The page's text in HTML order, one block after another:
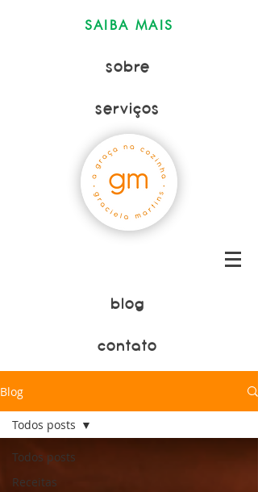
serviços
contato
blog
sobre
SAIBA MAIS
Blog
Todos posts
Receitas
Todos posts